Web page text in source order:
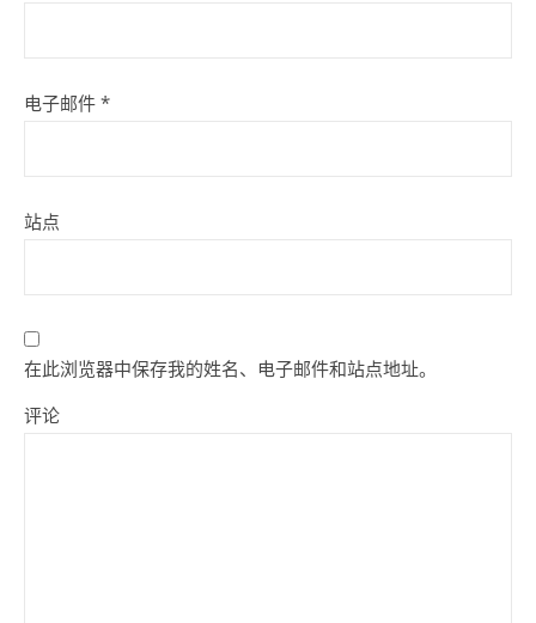
电子邮件 *
站点
在此浏览器中保存我的姓名、电子邮件和站点地址。
评论